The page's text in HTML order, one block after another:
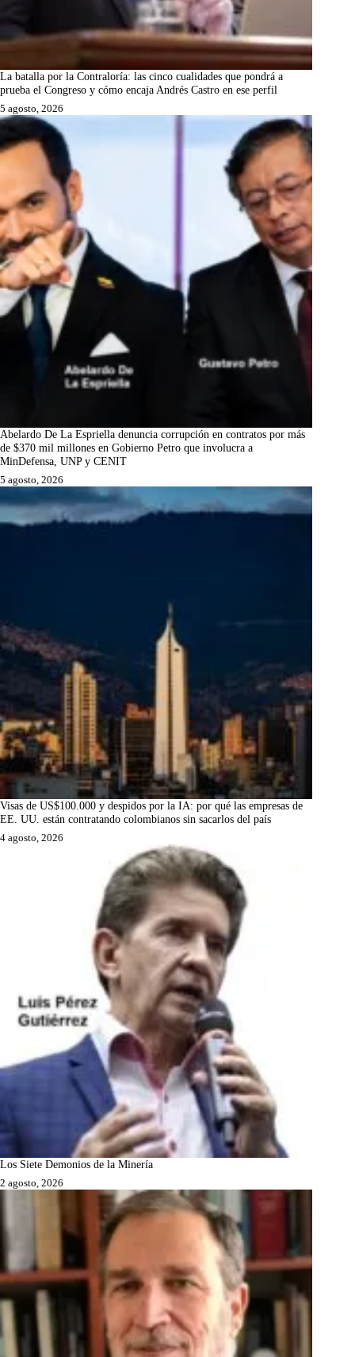
La batalla por la Contraloría: las cinco cualidades que pondrá a
prueba el Congreso y cómo encaja Andrés Castro en ese perfil
5 agosto, 2026
Abelardo De La Espriella denuncia corrupción en contratos por más
de $370 mil millones en Gobierno Petro que involucra a
MinDefensa, UNP y CENIT
5 agosto, 2026
Visas de US$100.000 y despidos por la IA: por qué las empresas de
EE. UU. están contratando colombianos sin sacarlos del país
4 agosto, 2026
Los Siete Demonios de la Minería
2 agosto, 2026